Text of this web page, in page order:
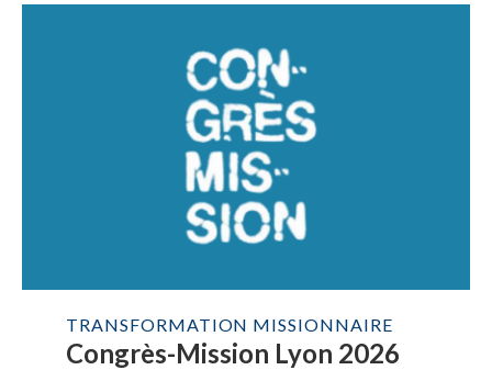
TRANSFORMATION MISSIONNAIRE
Congrès-Mission Lyon 2026